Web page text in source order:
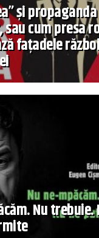
și
cum presa
fațadele
Nu trebuie.